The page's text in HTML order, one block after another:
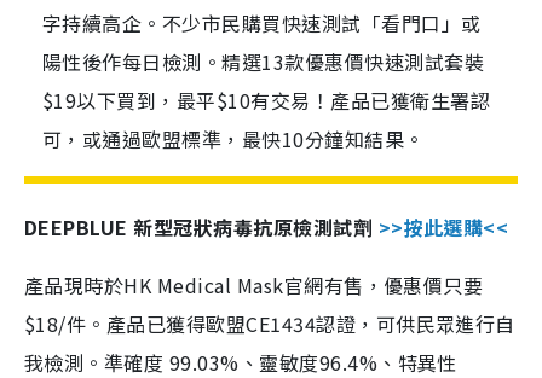
字持續高企。不少市民購買快速測試「看門口」或
陽性後作每日檢測。精選13款優惠價快速測試套裝
$19以下買到，最平$10有交易！產品已獲衛生署認
可，或通過歐盟標準，最快10分鐘知結果。
DEEPBLUE 新型冠狀病毒抗原檢測試劑 >>按此選購<<
產品現時於HK Medical Mask官網有售，優惠價只要
$18/件。產品已獲得歐盟CE1434認證，可供民眾進行自
我檢測。準確度 99.03%、靈敏度96.4%、特異性